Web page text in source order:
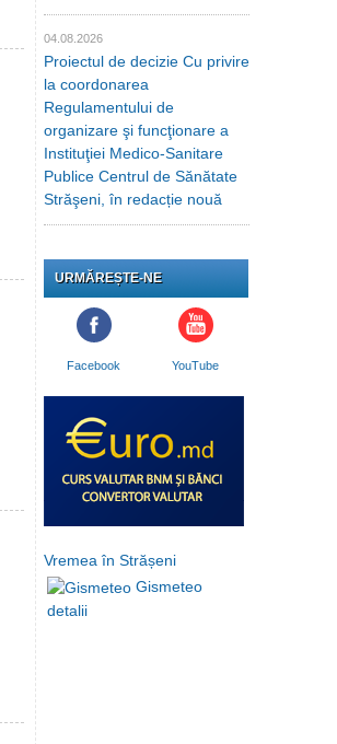
04.08.2026
Proiectul de decizie Cu privire
la coordonarea
Regulamentului de
organizare şi funcţionare a
Instituţiei Medico-Sanitare
Publice Centrul de Sănătate
Străşeni, în redacție nouă
URMĂREȘTE-NE
Facebook YouTube
Vremea în Strășeni
Gismeteo
detalii